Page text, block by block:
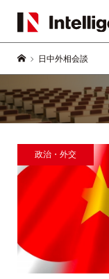
日中外相会談
政治・外交